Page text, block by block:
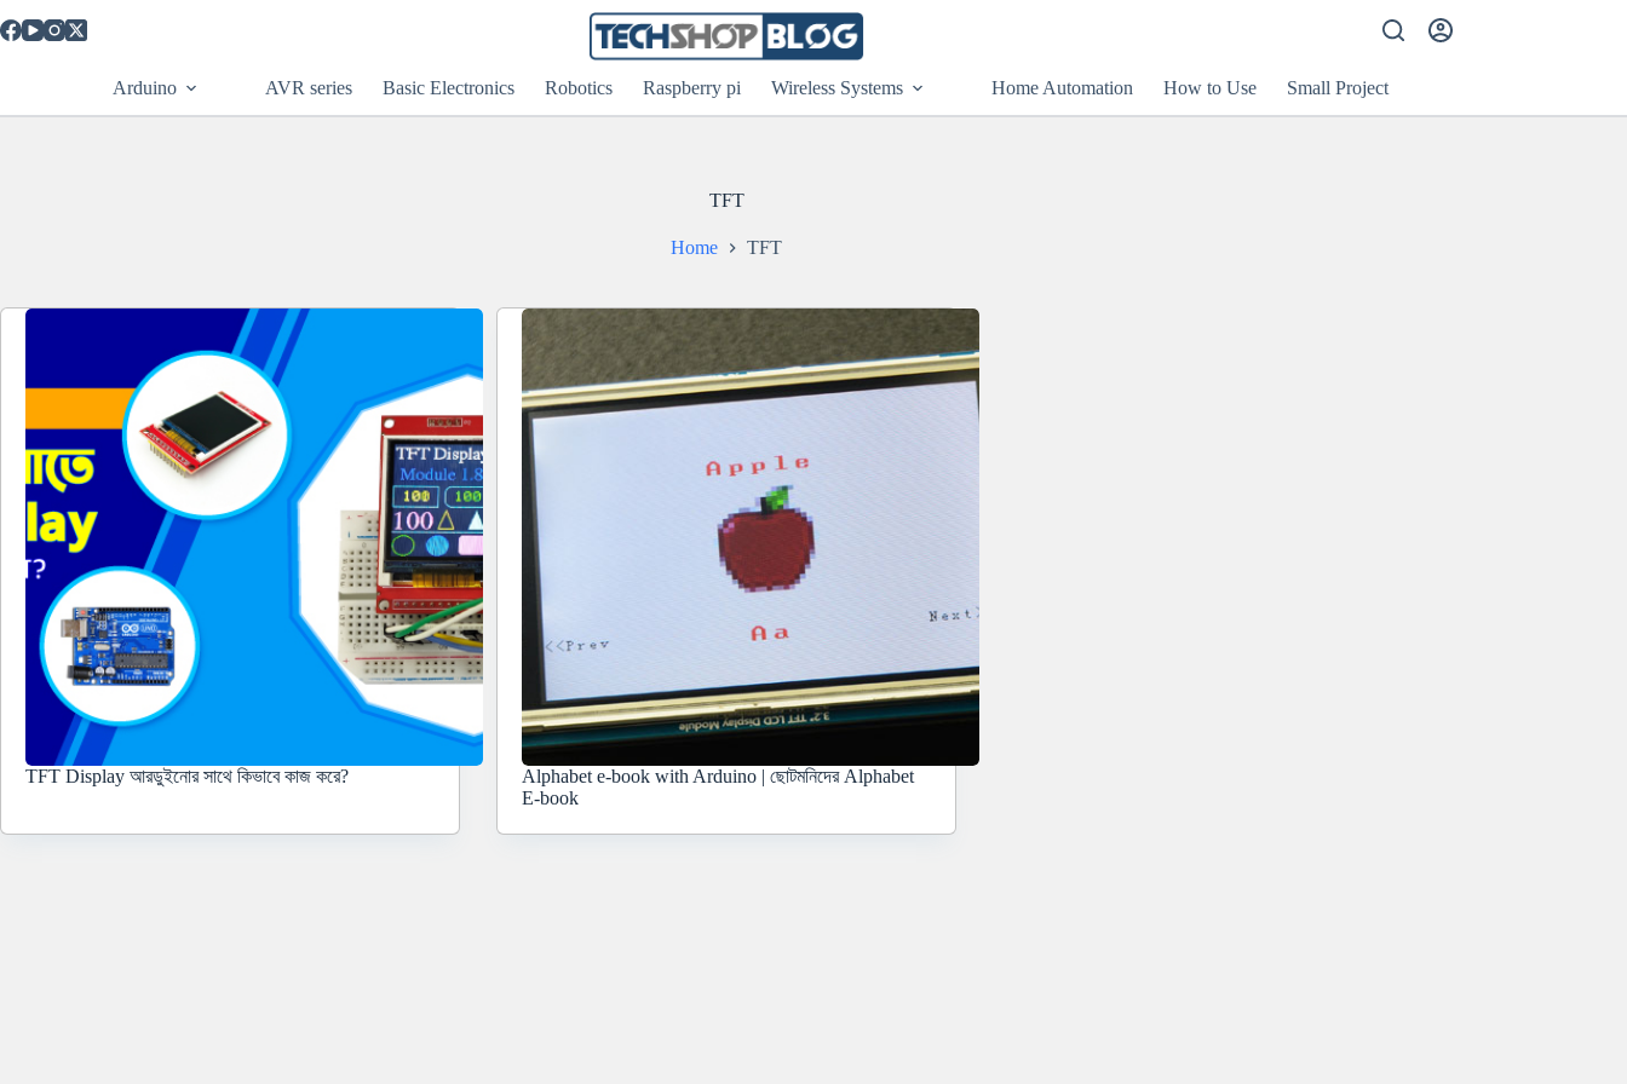
to
Arduino
AVR series Basic Electronics Robotics Raspberry pi Wireless Systems Home Automation How to Use Small Project
TFT
Home TFT
TFT Display আরডুইনোর সাথে কিভাবে কাজ করে?
Alphabet e-book with Arduino | ছোটমনিদের Alphabet
E-book